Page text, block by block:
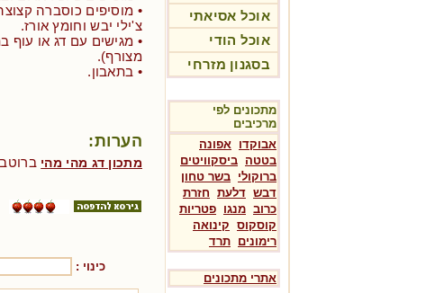
אוכל אסיאתי
אוכל הודי
בסגנון מזרחי
מתכונים לפי
מרכיבים
אבוקדו אפונה
בטטה ביסקוויטים
ברוקולי בשר טחון
דבש דלעת חזרת
כרוב מנגו פטריות
קוסקוס קינואה
רימונים תרד
אתרי מתכונים
• מוסיפים כוסברה
צ'ילי יבש וחומץ אורז.
• מגישים עם דג או עוף
מצורף).
• בתאבון.
הערות:
מתכון דג מהי מהי
כינוי :